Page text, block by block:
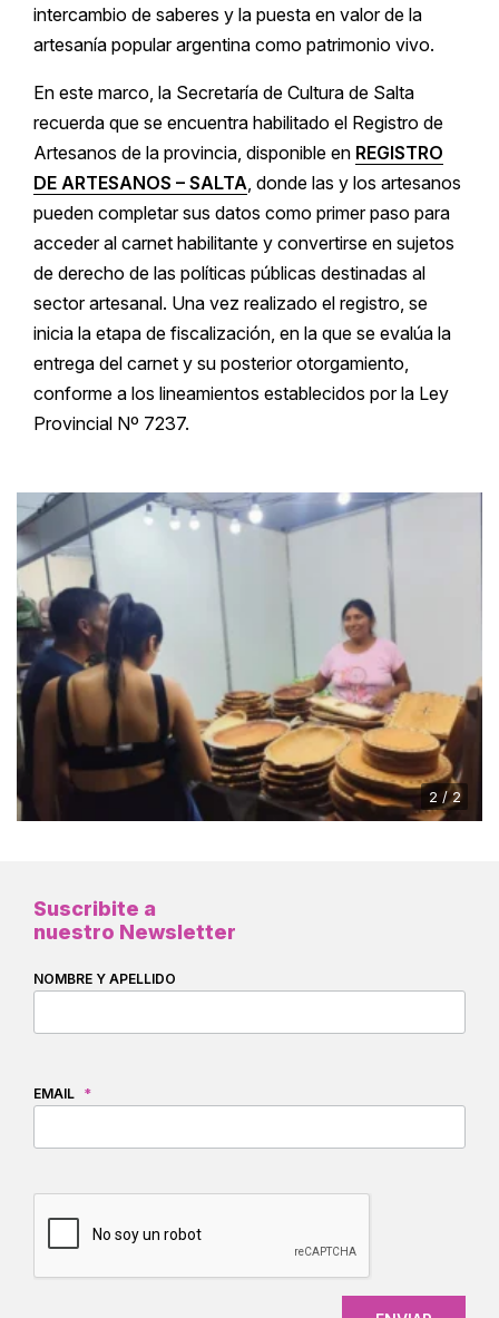
intercambio de saberes y la puesta en valor de la
artesanía popular argentina como patrimonio vivo.
En este marco, la Secretaría de Cultura de Salta
recuerda que se encuentra habilitado el Registro de
Artesanos de la provincia, disponible en REGISTRO
DE ARTESANOS – SALTA, donde las y los artesanos
pueden completar sus datos como primer paso para
acceder al carnet habilitante y convertirse en sujetos
de derecho de las políticas públicas destinadas al
sector artesanal. Una vez realizado el registro, se
inicia la etapa de fiscalización, en la que se evalúa la
entrega del carnet y su posterior otorgamiento,
conforme a los lineamientos establecidos por la Ley
Provincial Nº 7237.
2 / 2
Suscribite a
nuestro Newsletter
NOMBRE Y APELLIDO
EMAIL *